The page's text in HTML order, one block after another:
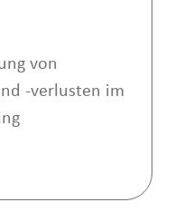
von
-verlusten im